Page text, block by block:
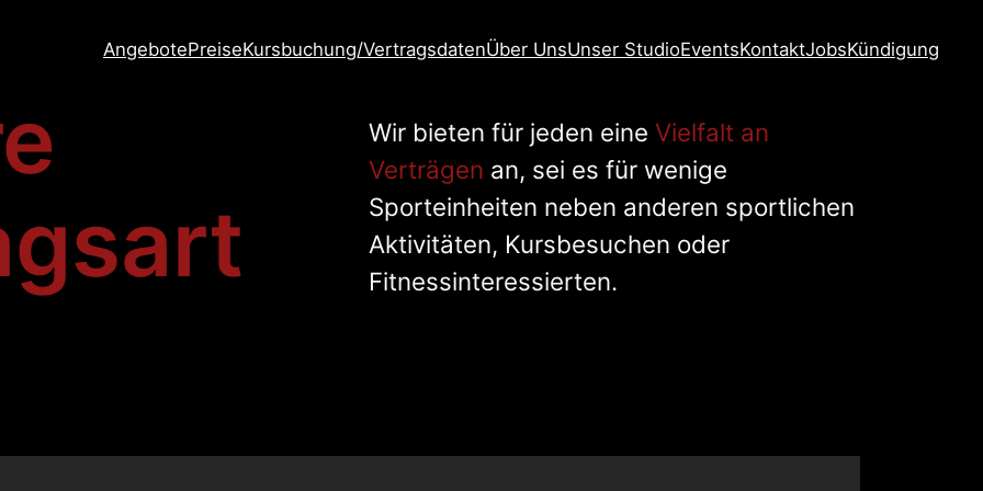
AngebotePreiseKursbuchung/VertragsdatenÜber UnsUnser StudioEventsKontaktJobsKündigung
Wir bieten für jeden eine Vielfalt an
Verträgen an, sei es für wenige
Sporteinheiten neben anderen sportlichen
Aktivitäten, Kursbesuchen oder
Fitnessinteressierten.